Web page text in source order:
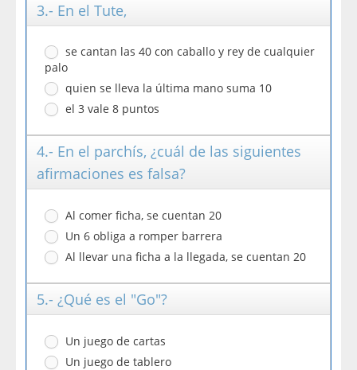
3.- En el Tute,
se cantan las 40 con caballo y rey de cualquier
palo
quien se lleva la última mano suma 10
el 3 vale 8 puntos
4.- En el parchís, ¿cuál de las siguientes
afirmaciones es falsa?
Al comer ficha, se cuentan 20
Un 6 obliga a romper barrera
Al llevar una ficha a la llegada, se cuentan 20
5.- ¿Qué es el "Go"?
Un juego de cartas
Un juego de tablero